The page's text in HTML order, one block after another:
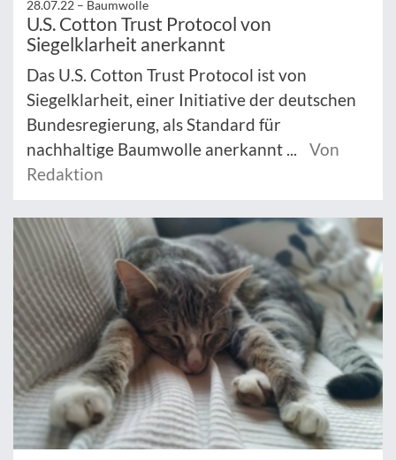
28.07.22 – Baumwolle
U.S. Cotton Trust Protocol von
Siegelklarheit anerkannt
Das U.S. Cotton Trust Protocol ist von
Siegelklarheit, einer Initiative der deutschen
Bundesregierung, als Standard für
nachhaltige Baumwolle anerkannt ...
Von
Redaktion